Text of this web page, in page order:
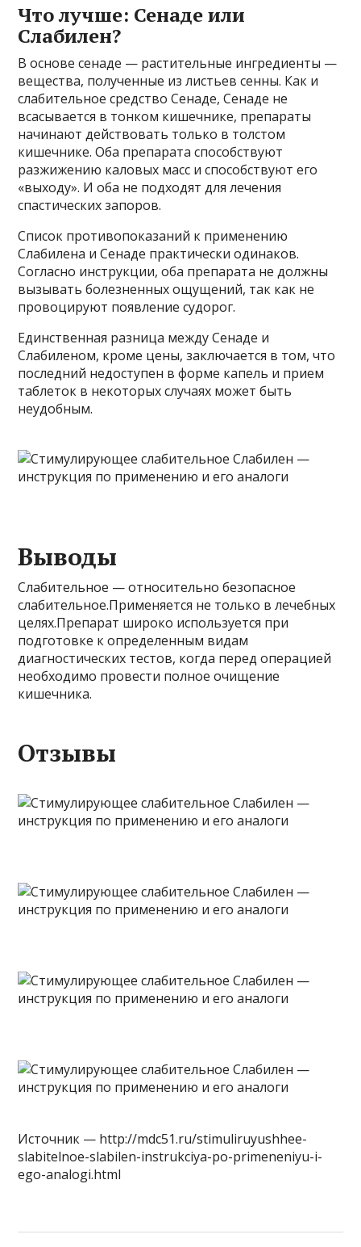
Что лучше: Сенаде или
Слабилен?
В основе сенаде — растительные ингредиенты —
вещества, полученные из листьев сенны. Как и
слабительное средство Сенаде, Сенаде не
всасывается в тонком кишечнике, препараты
начинают действовать только в толстом
кишечнике. Оба препарата способствуют
разжижению каловых масс и способствуют его
«выходу». И оба не подходят для лечения
спастических запоров.
Список противопоказаний к применению
Слабилена и Сенаде практически одинаков.
Согласно инструкции, оба препарата не должны
вызывать болезненных ощущений, так как не
провоцируют появление судорог.
Единственная разница между Сенаде и
Слабиленом, кроме цены, заключается в том, что
последний недоступен в форме капель и прием
таблеток в некоторых случаях может быть
неудобным.
Выводы
Слабительное — относительно безопасное
слабительное.Применяется не только в лечебных
целях.Препарат широко используется при
подготовке к определенным видам
диагностических тестов, когда перед операцией
необходимо провести полное очищение
кишечника.
Отзывы
Источник — http://mdc51.ru/stimuliruyushhee-
slabitelnoe-slabilen-instrukciya-po-primeneniyu-i-
ego-analogi.html